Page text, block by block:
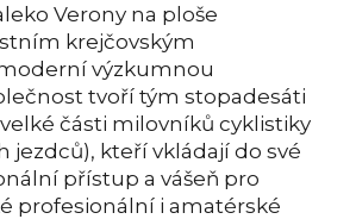
Verony na ploše
krejčovským
výzkumnou
tvoří tým stopadesáti
části milovníků cyklistiky
jezdců), kteří vkládají do své
přístup a vášeň pro
profesionální i amatérské